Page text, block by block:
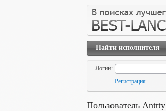
Найти исполнителя
Логин:
Регистрация
Пользователь Anttty